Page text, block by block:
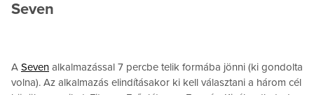
Seven
A Seven alkalmazással 7 percbe telik formába jönni (ki gondolta
volna). Az alkalmazás elindításakor ki kell választani a három cél